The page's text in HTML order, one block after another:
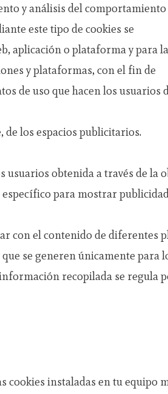
y análisis del
este tipo de cookies se
aplicación o plataforma y para
y plataformas, con el fin de
de uso que hacen los usuarios
los espacios publicitarios.
obtenida a través de la
para mostrar
con el contenido de diferentes
se generen únicamente para
recopilada se regula
instaladas en tu equipo